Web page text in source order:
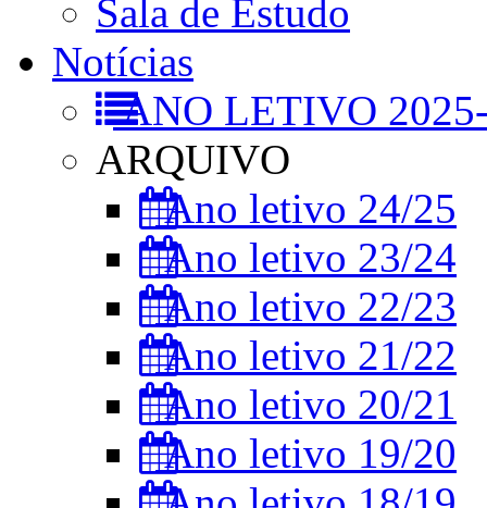
Sala de Estudo
Notícias
ANO LETIVO
ARQUIVO
Ano letivo 24/25
Ano letivo 23/24
Ano letivo 22/23
Ano letivo 21/22
Ano letivo 20/21
Ano letivo 19/20